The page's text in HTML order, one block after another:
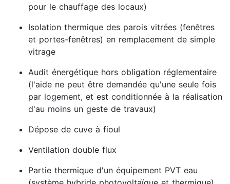
pour le chauffage des locaux)
Isolation thermique des parois vitrées (fenêtres
et portes-fenêtres) en remplacement de simple
vitrage
Audit énergétique hors obligation réglementaire
(l'aide ne peut être demandée qu'une seule fois
par logement, et est conditionnée à la réalisation
d'au moins un geste de travaux)
Dépose de cuve à fioul
Ventilation double flux
Partie thermique d'un équipement PVT eau